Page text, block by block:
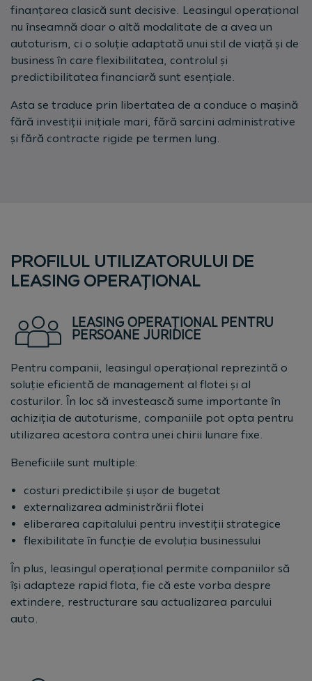
finanțarea clasică sunt decisive. Leasingul operațional
nu înseamnă doar o altă modalitate de a avea un
autoturism, ci o soluție adaptată unui stil de viață și de
business în care flexibilitatea, controlul și
predictibilitatea financiară sunt esențiale.
Asta se traduce prin libertatea de a conduce o mașină
fără investiții inițiale mari, fără sarcini administrative
și fără contracte rigide pe termen lung.
PROFILUL UTILIZATORULUI DE
LEASING OPERAȚIONAL
LEASING OPERAȚIONAL PENTRU
PERSOANE JURIDICE
Pentru companii, leasingul operațional reprezintă o
soluție eficientă de management al flotei și al
costurilor. În loc să investească sume importante în
achiziția de autoturisme, companiile pot opta pentru
utilizarea acestora contra unei chirii lunare fixe.
Beneficiile sunt multiple:
costuri predictibile și ușor de bugetat
externalizarea administrării flotei
eliberarea capitalului pentru investiții strategice
flexibilitate în funcție de evoluția businessului
În plus, leasingul operațional permite companiilor să
își adapteze rapid flota, fie că este vorba despre
extindere, restructurare sau actualizarea parcului
auto.